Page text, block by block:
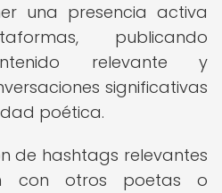
una presencia activa
publicando
relevante y
significativas
poética.
de hashtags relevantes
con otros poetas o